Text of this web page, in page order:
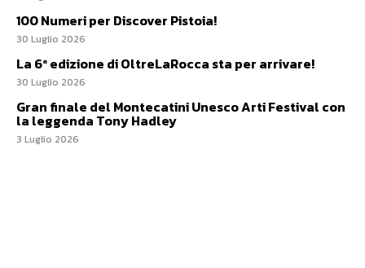
100 Numeri per Discover Pistoia!
30 Luglio 2026
La 6ª edizione di OltreLaRocca sta per arrivare!
30 Luglio 2026
Gran finale del Montecatini Unesco Arti Festival con
la leggenda Tony Hadley
3 Luglio 2026